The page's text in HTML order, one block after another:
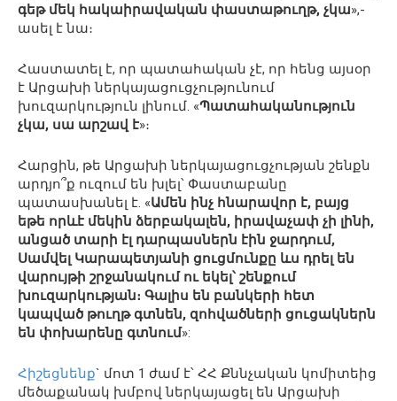
գեթ մեկ հակաիրավական փաստաթուղթ, չկա»,-
ասել է նա։
Հաստատել է, որ պատահական չէ, որ հենց այսօր
է Արցախի ներկայացուցչությունում
խուզարկություն լինում. «Պատահականություն
չկա, սա արշավ է»։
Հարցին, թե Արցախի ներկայացուցչության շենքն
արդյո՞ք ուզում են խլել՝ Փաստաբանը
պատասխանել է. «Ամեն ինչ հնարավոր է, բայց
եթե որևէ մեկին ձերբակալեն, իրավաչափ չի լինի,
անցած տարի էլ դարպասներն էին ջարդում,
Սամվել Կարապետյանի ցուցմունքը ևս դրել են
վարույթի շրջանակում ու եկել՝ շենքում
խուզարկության։ Գալիս են բանկերի հետ
կապված թուղթ գտնեն, զոհվածների ցուցակներն
են փոխարենը գտնում»:
Հիշեցնենք` մոտ 1 ժամ է՝ ՀՀ Քննչական կոմիտեից
մեծաքանակ խմբով ներկայացել են Արցախի